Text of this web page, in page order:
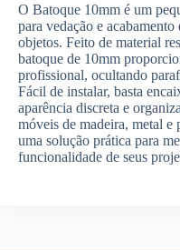
O Batoque 10mm é um
para vedação e
objetos. Feito de material
batoque de 10mm
profissional, ocultando
Fácil de instalar, basta
aparência discreta e
móveis de madeira, metal e
uma solução prática para
funcionalidade de seus